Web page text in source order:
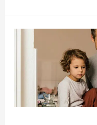
¿Como
ahorrar
factura
de